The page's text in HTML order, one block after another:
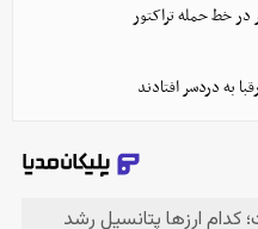
در خط حمله تراکتور
به دردسر افتادند